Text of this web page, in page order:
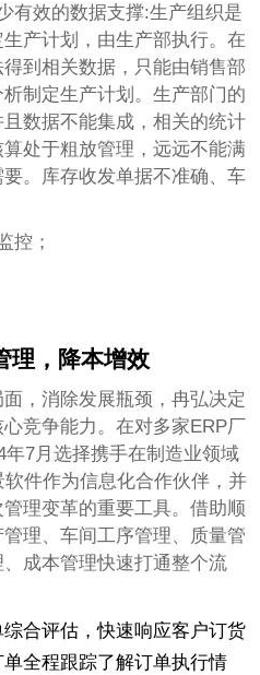
有效的数据支撑:生产组织是
产计划，由生产部执行。在
到相关数据，只能由销售部
制定生产计划。生产部门的
数据不能集成，相关的统计
处于粗放管理，远远不能满
。库存收发单据不准确、车
控；
理，降本增效
，消除发展瓶颈，冉弘决定
竞争能力。在对多家ERP厂
7月选择携手在制造业领域
件作为信息化合作伙伴，并
理变革的重要工具。借助顺
理、车间工序管理、质量管
成本管理快速打通整个流
合评估，快速响应客户订货
全程跟踪了解订单执行情